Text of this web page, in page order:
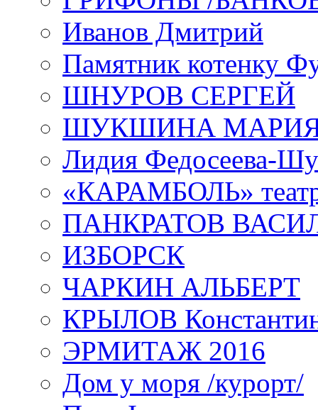
Иванов Дмитрий
Памятник котенку
ШНУРОВ СЕРГЕЙ
ШУКШИНА
Лидия Федосеева-
«КАРАМБОЛЬ»
ПАНКРАТОВ
ИЗБОРСК
ЧАРКИН АЛЬБЕРТ
КРЫЛОВ
ЭРМИТАЖ 2016
Дом у моря /курорт/